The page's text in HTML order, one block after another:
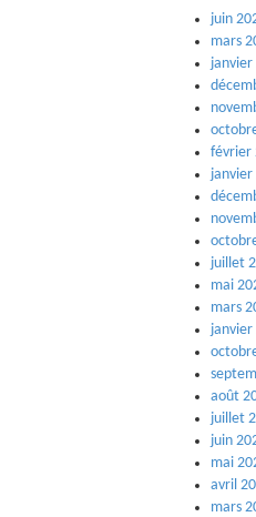
juin
mars
janvier
février
janvier
juillet
mai
mars
janvier
août
juillet
juin
mai
avril
mars